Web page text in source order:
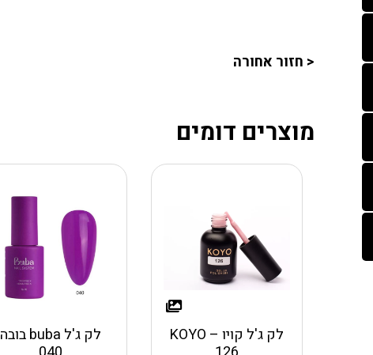
< חזור אחורה
מוצרים דומים
לק ג'ל קויו – KOYO
לק ג'ל buba בובה